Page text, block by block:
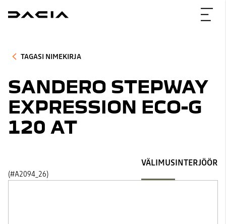
TAGASI NIMEKIRJA
SANDERO STEPWAY
EXPRESSION ECO-G
120 AT
(#A2094_26)
VÄLIMUSINTERJÖÖR